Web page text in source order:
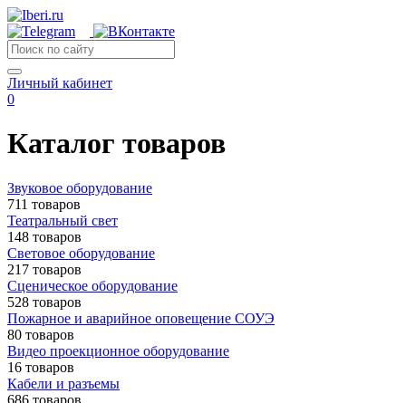
Личный кабинет
0
Каталог товаров
Звуковое оборудование
711 товаров
Театральный свет
148 товаров
Световое оборудование
217 товаров
Сценическое оборудование
528 товаров
Пожарное и аварийное оповещение СОУЭ
80 товаров
Видео проекционное оборудование
16 товаров
Кабели и разъемы
686 товаров